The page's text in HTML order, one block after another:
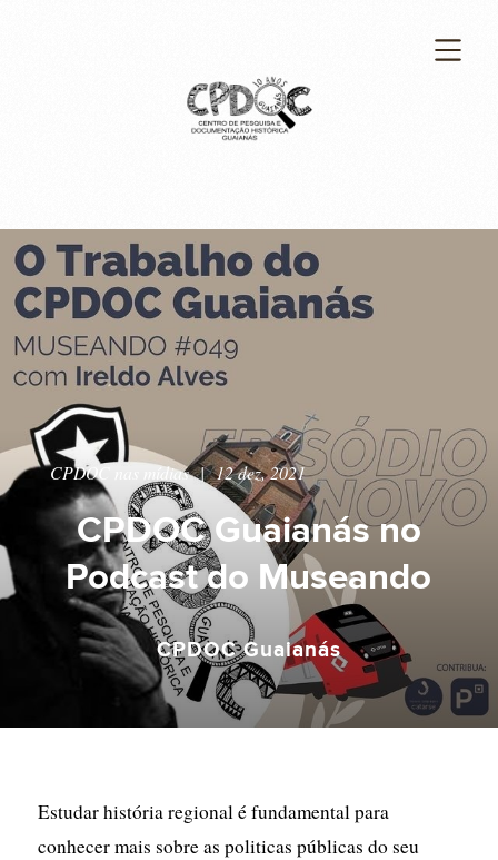
CPDOC nas mídias|12 dez, 2021
CPDOC Guaianás no
Podcast do Museando
CPDOC Guaianás
Estudar história regional é fundamental para
conhecer mais sobre as politicas públicas do seu